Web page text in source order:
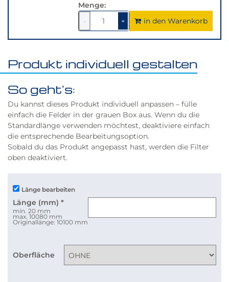
Menge:
-
1
verringern
+1um
1
erhöhen
in den Warenkorb
Produkt individuell gestalten
So geht's:
Du kannst dieses Produkt individuell anpassen – fülle
einfach die Felder in der grauen Box aus. Wenn du die
Standardlänge verwenden möchtest, deaktiviere einfach
die entsprechende Bearbeitungsoption.
Sobald du das Produkt angepasst hast, werden die Filter
oben deaktiviert.
Länge bearbeiten
Länge (mm) *
min. 20 mm
max. 10080 mm
Originallänge: 10100 mm
Oberfläche